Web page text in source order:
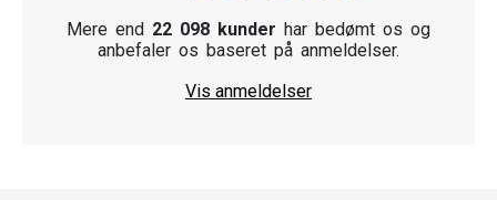
Mere end 22 098 kunder har bedømt os og
anbefaler os baseret på anmeldelser.
Vis anmeldelser